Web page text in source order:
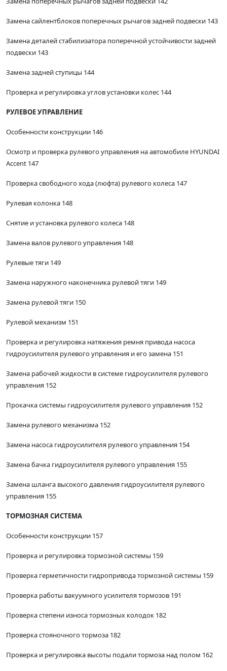
Замена сайлентблоков поперечных рычагов задней подвески 143
Замена деталей стабилизатора поперечной устойчивости задней
подвески 143
Замена задней ступицы 144
Проверка и регулировка углов установки колес 144
РУЛЕВОЕ УПРАВЛЕНИЕ
Особенности конструкции 146
Осмотр и проверка рулевого управления на автомобиле HYUNDAI
Accent 147
Проверка свободного хода (люфта) рулевого колеса 147
Рулевая колонка 148
Снятие и установка рулевого колеса 148
Замена валов рулевого управления 148
Рулевые тяги 149
Замена наружного наконечника рулевой тяги 149
Замена рулевой тяги 150
Рулевой механизм 151
Проверка и регулировка натяжения ремня привода насоса
гидроусилителя рулевого управления и его замена 151
Замена рабочей жидкости в системе гидроусилителя рулевого
управления 152
Прокачка системы гидроусилителя рулевого управления 152
Замена рулевого механизма 152
Замена насоса гидроусилителя рулевого управления 154
Замена бачка гидроусилителя рулевого управления 155
Замена шланга высокого давления гидроусилителя рулевого
управления 155
ТОРМОЗНАЯ СИСТЕМА
Особенности конструкции 157
Проверка и регулировка тормозной системы 159
Проверка герметичности гидропривода тормозной системы 159
Проверка работы вакуумного усилителя тормозов 191
Проверка степени износа тормозных колодок 182
Проверка стояночного тормоза 182
Проверка и регулировка высоты подали тормоза над полом 162